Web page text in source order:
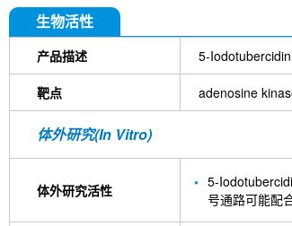
生物活性
产品描述 5-
靶点 adenosine
体外研究(In Vitro)
体外研究活性
5-
号通路可能配